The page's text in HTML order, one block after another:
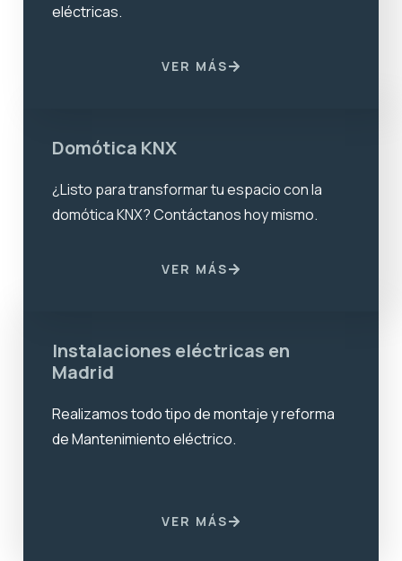
Instalaciones eléctricas en
Madrid
Realizamos todo tipo de montaje y reforma
de Mantenimiento eléctrico.
VER MÁS
Domótica KNX
¿Listo para transformar tu espacio con la
domótica KNX? Contáctanos hoy mismo.
VER MÁS
eléctricas.
VER MÁS